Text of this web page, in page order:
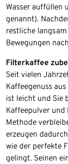
Wasser auffüllen
genannt).
restliche
Bewegungen
Filterkaffee
Seit vielen
Kaffeegenuss
ist leicht und Sie
Kaffeepulver und
Methode
erzeugen
wie der perfekte
gelingt. Seinen